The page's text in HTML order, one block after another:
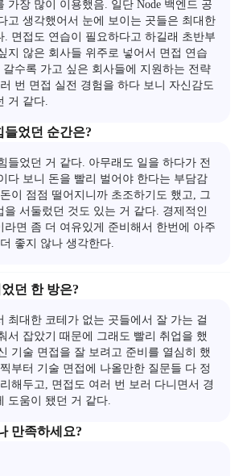
가장 많이 이용했음. 일단 Node 백엔드 공
고 생각했어서 눈에 보이는 곳들은 최대한
. 면접도 연습이 필요하다고 하길래 초반부
지 않은 회사들 위주로 넣어서 면접 연습
수록 가고 싶은 회사들에 지원하는 전략
번 면접 실전 경험을 하다 보니 자신감도
거 같다.
들었던 순간은?
들었던 거 같다. 아무래도 일을 하다가 전
다 보니 돈을 빨리 벌어야 한다는 부담감
이 점점 떨어지니까 초조하기도 했고, 그
을 서둘렀던 것도 있는 거 같다. 경제적인
라면 좀 더 여유있게 준비해서 한번에 아주
좋지 않나 생각한다.
던 한 방은?
최대한 코테가 없는 곳들에서 잘 가는 걸
서 잡았기 때문에 그래도 빨리 취업을 했
기술 면접을 잘 보려고 준비를 열심히 했
부터 기술 면접에 나올만한 질문들 다 정
해두고, 면접도 여러 번 보러 다니면서 경
도움이 됐던 거 같다.
만족하세요?